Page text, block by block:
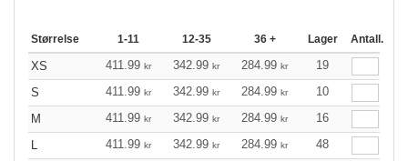
Størrelse 1-11 12-35 36 + Lager Antall.
XS 411.99 kr 342.99 kr 284.99 kr
19
S
411.99 kr 342.99 kr 284.99 kr
10
M
411.99 kr 342.99 kr 284.99 kr
16
L
411.99 kr 342.99 kr 284.99 kr
48